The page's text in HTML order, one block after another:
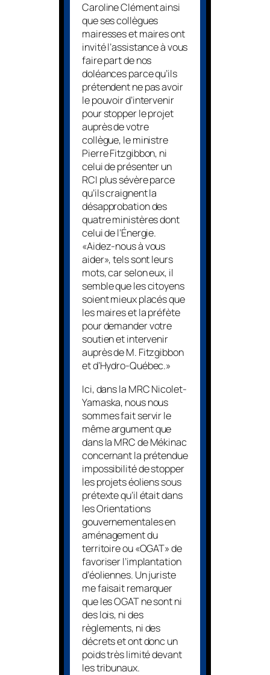
Caroline Clément ainsi
que ses collègues
mairesses et maires ont
invité l’assistance à vous
faire part de nos
doléances parce qu’ils
prétendent ne pas avoir
le pouvoir d’intervenir
pour stopper le projet
auprès de votre
collègue, le ministre
Pierre Fitzgibbon, ni
celui de présenter un
RCI plus sévère parce
qu’ils craignent la
désapprobation des
quatre ministères dont
celui de l’Énergie.
«Aidez-nous à vous
aider», tels sont leurs
mots, car selon eux, il
semble que les citoyens
soient mieux placés que
les maires et la préfète
pour demander votre
soutien et intervenir
auprès de M. Fitzgibbon
et d’Hydro-Québec.»
Ici, dans la MRC Nicolet-
Yamaska, nous nous
sommes fait servir le
même argument que
dans la MRC de Mékinac
concernant la prétendue
impossibilité de stopper
les projets éoliens sous
prétexte qu’il était dans
les Orientations
gouvernementales en
aménagement du
territoire ou «OGAT» de
favoriser l’implantation
d’éoliennes. Un juriste
me faisait remarquer
que les OGAT ne sont ni
des lois, ni des
règlements, ni des
décrets et ont donc un
poids très limité devant
les tribunaux.